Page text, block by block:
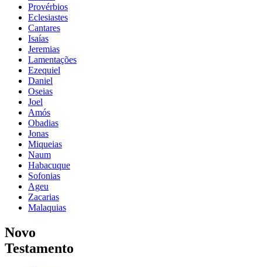
Provérbios
Eclesiastes
Cantares
Isaías
Jeremias
Lamentações
Ezequiel
Daniel
Oseias
Joel
Amós
Obadias
Jonas
Miqueias
Naum
Habacuque
Sofonias
Ageu
Zacarias
Malaquias
Novo
Testamento